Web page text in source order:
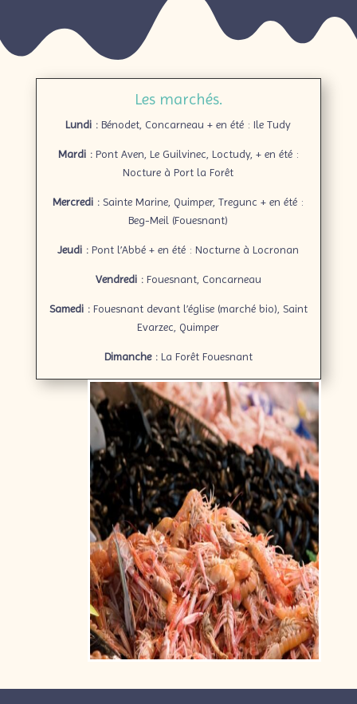
Les marchés.
Lundi : Bénodet, Concarneau + en été : Ile Tudy
Mardi :Pont Aven, Le Guilvinec, Loctudy, + en été :
Nocture à Port la Forêt
Mercredi : Sainte Marine, Quimper, Tregunc + en été :
Beg-Meil (Fouesnant)
Jeudi : Pont l’Abbé + en été : Nocturne à Locronan
Vendredi :Fouesnant, Concarneau
Samedi :Fouesnant devant l’église (marché bio), Saint
Evarzec, Quimper
Dimanche :La Forêt Fouesnant